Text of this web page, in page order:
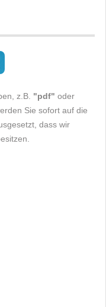
z.B. "pdf" oder
Sie sofort auf die
dass wir